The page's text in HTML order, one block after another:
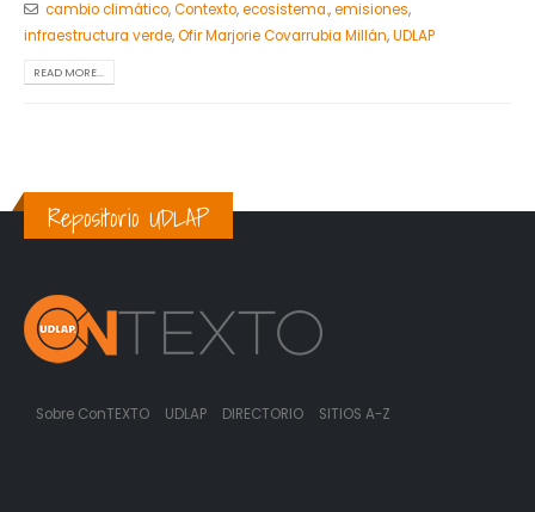
cambio climático,Contexto,ecosistema.,emisiones,
infraestructura verde,Ofir Marjorie Covarrubia Millán,UDLAP
READ MORE...
Repositorio UDLAP
Sobre ConTEXTO UDLAP DIRECTORIO SITIOS A-Z